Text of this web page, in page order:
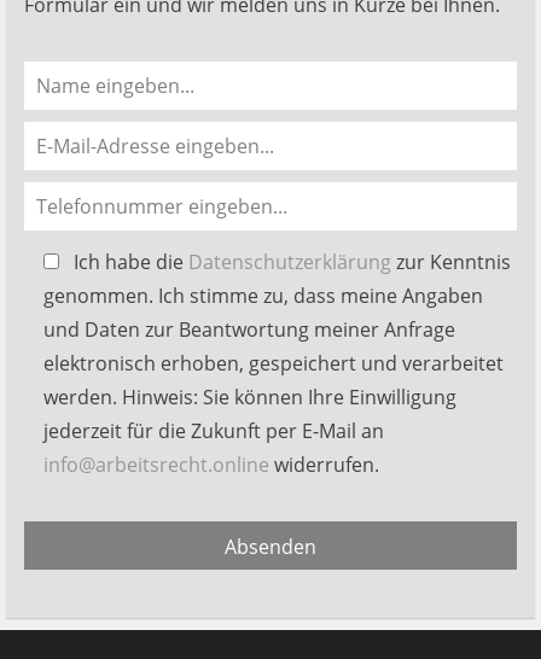
Bitte
lasse
dieses
Feld
leer.
Ich habe die Datenschutzerklärungzur Kenntnis
genommen. Ich stimme zu, dass meine Angaben
und Daten zur Beantwortung meiner Anfrage
elektronisch erhoben, gespeichert und verarbeitet
werden. Hinweis: Sie können Ihre Einwilligung
jederzeit für die Zukunft per E-Mail an
info@arbeitsrecht.online widerrufen.
Absenden